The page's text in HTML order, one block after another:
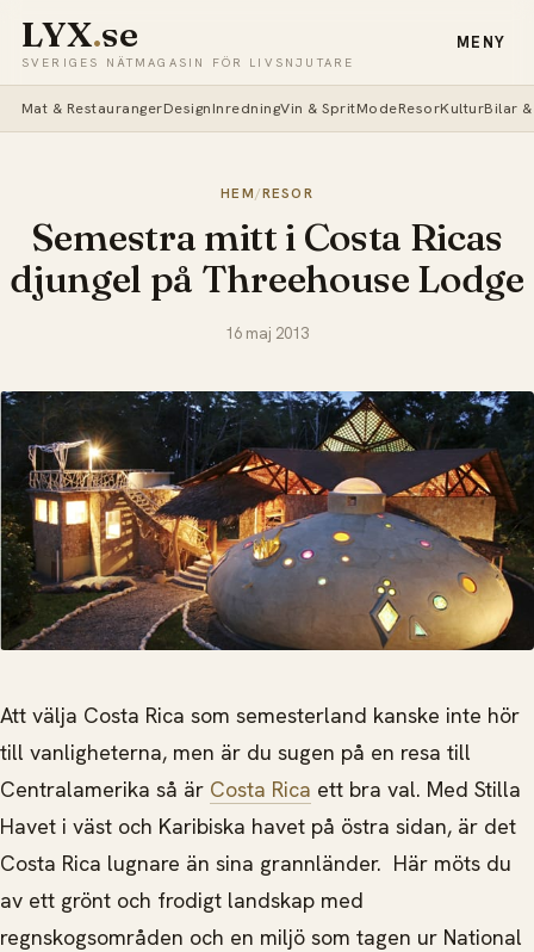
LYX.se
SVERIGES NÄTMAGASIN FÖR LIVSNJUTARE
MENY
Mat & RestaurangerDesignInredningVin & SpritModeResorKulturBilar
HEM/RESOR
Semestra mitt i Costa Ricas
djungel på Threehouse Lodge
16 maj 2013
Att välja Costa Rica som semesterland kanske inte hör
till vanligheterna, men är du sugen på en resa till
Centralamerika så är Costa Rica ett bra val. Med Stilla
Havet i väst och Karibiska havet på östra sidan, är det
Costa Rica lugnare än sina grannländer. Här möts du
av ett grönt och frodigt landskap med
regnskogsområden och en miljö som tagen ur National